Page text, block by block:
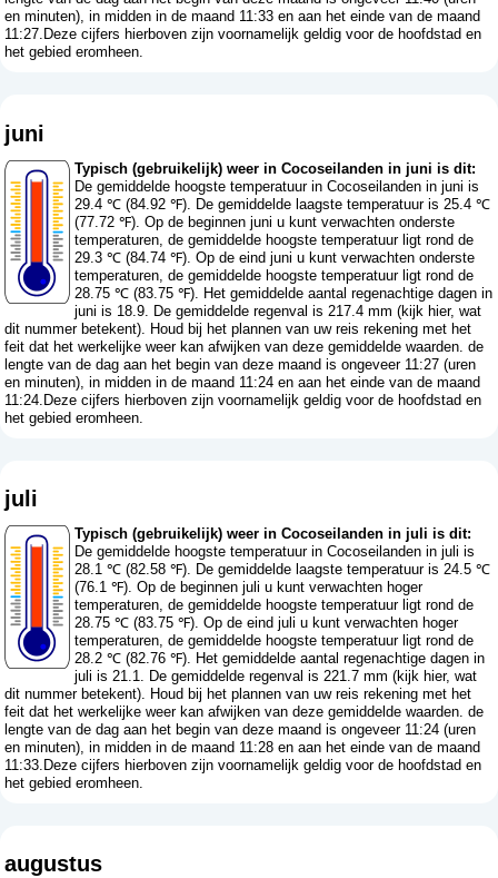
en minuten), in midden in de maand 11:33 en aan het einde van de maand
11:27.Deze cijfers hierboven zijn voornamelijk geldig voor de hoofdstad en
het gebied eromheen.
juni
Typisch (gebruikelijk) weer in Cocoseilanden in juni is dit:
De gemiddelde hoogste temperatuur in Cocoseilanden in juni is
29.4 ℃ (84.92 ℉). De gemiddelde laagste temperatuur is 25.4 ℃
(77.72 ℉). Op de beginnen juni u kunt verwachten onderste
temperaturen, de gemiddelde hoogste temperatuur ligt rond de
29.3 ℃ (84.74 ℉). Op de eind juni u kunt verwachten onderste
temperaturen, de gemiddelde hoogste temperatuur ligt rond de
28.75 ℃ (83.75 ℉). Het gemiddelde aantal regenachtige dagen in
juni is 18.9. De gemiddelde regenval is 217.4 mm (kijk hier, wat
dit nummer betekent). Houd bij het plannen van uw reis rekening met het
feit dat het werkelijke weer kan afwijken van deze gemiddelde waarden. de
lengte van de dag aan het begin van deze maand is ongeveer 11:27 (uren
en minuten), in midden in de maand 11:24 en aan het einde van de maand
11:24.Deze cijfers hierboven zijn voornamelijk geldig voor de hoofdstad en
het gebied eromheen.
juli
Typisch (gebruikelijk) weer in Cocoseilanden in juli is dit:
De gemiddelde hoogste temperatuur in Cocoseilanden in juli is
28.1 ℃ (82.58 ℉). De gemiddelde laagste temperatuur is 24.5 ℃
(76.1 ℉). Op de beginnen juli u kunt verwachten hoger
temperaturen, de gemiddelde hoogste temperatuur ligt rond de
28.75 ℃ (83.75 ℉). Op de eind juli u kunt verwachten hoger
temperaturen, de gemiddelde hoogste temperatuur ligt rond de
28.2 ℃ (82.76 ℉). Het gemiddelde aantal regenachtige dagen in
juli is 21.1. De gemiddelde regenval is 221.7 mm (kijk hier, wat
dit nummer betekent). Houd bij het plannen van uw reis rekening met het
feit dat het werkelijke weer kan afwijken van deze gemiddelde waarden. de
lengte van de dag aan het begin van deze maand is ongeveer 11:24 (uren
en minuten), in midden in de maand 11:28 en aan het einde van de maand
11:33.Deze cijfers hierboven zijn voornamelijk geldig voor de hoofdstad en
het gebied eromheen.
augustus